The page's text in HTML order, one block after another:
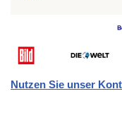
Nutzen Sie unser